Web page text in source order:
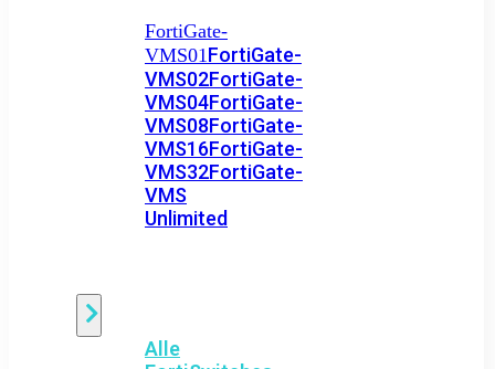
FortiGate-
VMS01FortiGate-
VMS02FortiGate-
VMS04FortiGate-
VMS08FortiGate-
VMS16FortiGate-
VMS32FortiGate-
VMS
Unlimited
Alle